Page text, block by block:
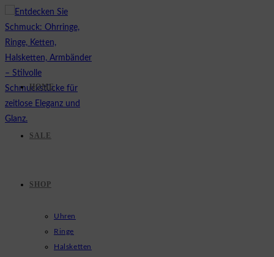
Zum
Inhalt
springen
HOME
SALE
SHOP
Uhren
Ringe
Halsketten